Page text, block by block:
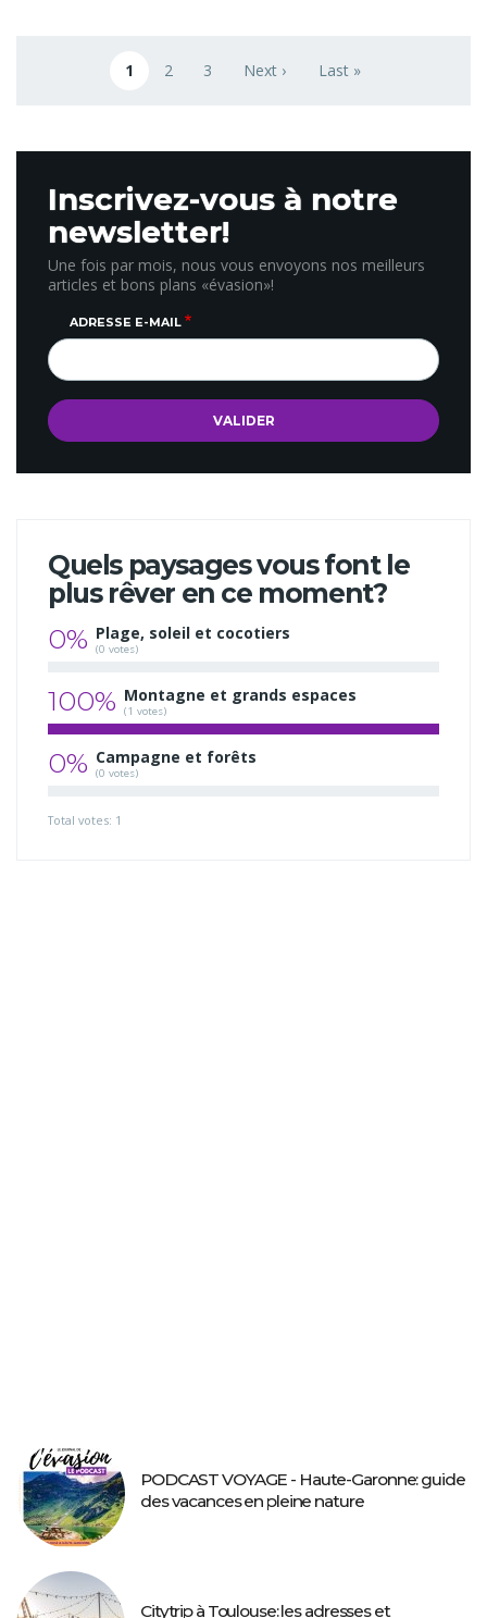
Page courante
1 Page
2 Page
3 Next page
Next › Last page
Last »
Inscrivez-vous à notre
newsletter!
Une fois par mois, nous vous envoyons nos meilleurs
articles et bons plans «évasion»!
ADRESSE E-MAIL
Quels paysages vous font le
plus rêver en ce moment?
0% Plage, soleil et cocotiers
(0 votes)
100% Montagne et grands espaces
(1 votes)
0% Campagne et forêts
(0 votes)
Total votes: 1
PODCAST VOYAGE - Haute-Garonne: guide
des vacances en pleine nature
Citytrip à Toulouse: les adresses et